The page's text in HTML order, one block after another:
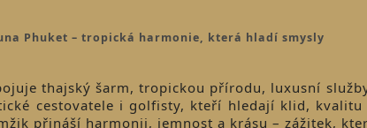
Phuket – tropická harmonie, která hladí smysly
thajský šarm, tropickou přírodu, luxusní
cestovatele i golfisty, kteří hledají klid,
přináší harmonii, jemnost a krásu – zážitek,